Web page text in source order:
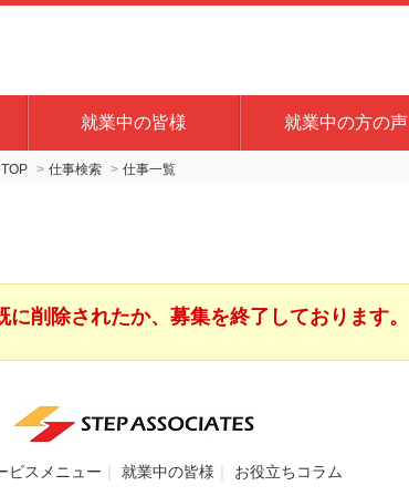
就業中の皆様 就業中の方の声
仕事検索 仕事一覧
に削除されたか、募集を終了しております。
ビスメニュー 就業中の皆様 お役立ちコラム